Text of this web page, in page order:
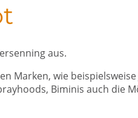
aus.
wie
Biminis auch die